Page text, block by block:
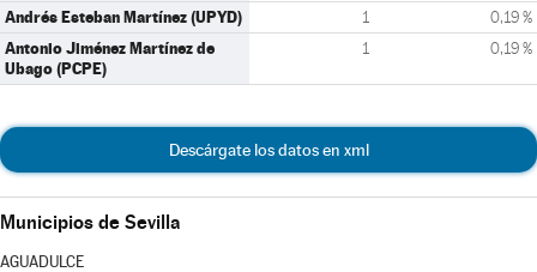
Andrés Esteban Martínez (UPYD) 1 0,19 %
Antonio Jiménez Martínez de
Ubago (PCPE)
1 0,19 %
Descárgate los datos en xml
Municipios de Sevilla
AGUADULCE